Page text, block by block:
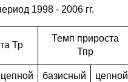
1998 - 2006 гг.
Тр
Темп прироста
Тпр
цепной базисный цепной